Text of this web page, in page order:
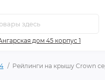
дом 45 корпус 1
Рейлинги на крышу Crown